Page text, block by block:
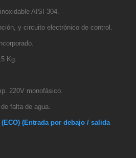
AISI 304.
y circuito electrónico de control.
Kg.
220V monofásico.
falta de agua.
(ECO) (Entrada por debajo / salida